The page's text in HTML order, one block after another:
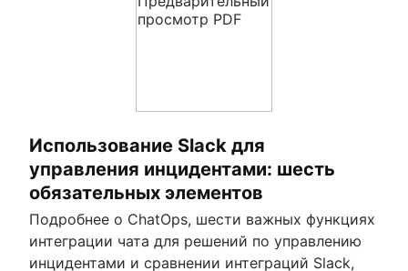
Использование Slack для
управления инцидентами: шесть
обязательных элементов
Подробнее о ChatOps, шести важных функциях
интеграции чата для решений по управлению
инцидентами и сравнении интеграций Slack,